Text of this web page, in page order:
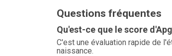
Questions fréquentes
Qu'est-ce que le score
C'est une évaluation rapide de
naissance.